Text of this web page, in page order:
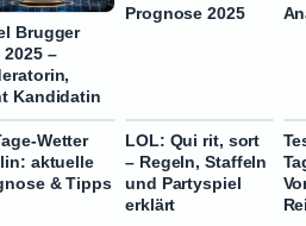
Brugger
2025 –
Kandidatin
Prognose 2025
Wetter
aktuelle
& Tipps
LOL: Qui rit, sort
– Regeln, Staffeln
und Partyspiel
erklärt